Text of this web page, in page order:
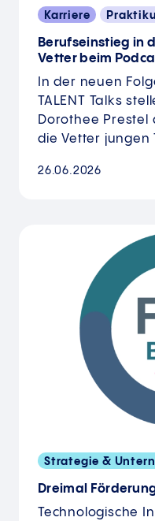
Karriere
Berufseinstieg in
Vetter beim
In der neuen
TALENT Talks
Dorothee Prestel
die Vetter jungen
26.06.2026
Strategie &
Dreimal
Technologische